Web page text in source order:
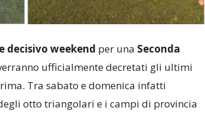
decisivo weekend per una Seconda
ufficialmente decretati gli ultimi
Tra sabato e domenica infatti
otto triangolari e i campi di provincia